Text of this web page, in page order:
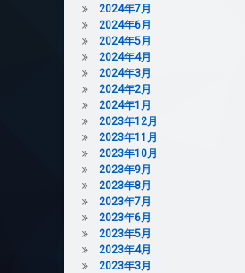
2024年7月
2024年6月
2024年5月
2024年4月
2024年3月
2024年2月
2024年1月
2023年12月
2023年11月
2023年10月
2023年9月
2023年8月
2023年7月
2023年6月
2023年5月
2023年4月
2023年3月